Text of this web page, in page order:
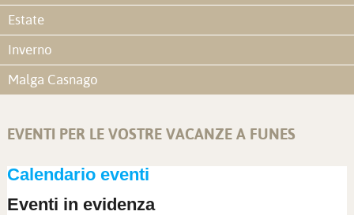
Estate
Inverno
Malga Casnago
EVENTI PER LE VOSTRE VACANZE A FUNES
Calendario eventi
Eventi in evidenza